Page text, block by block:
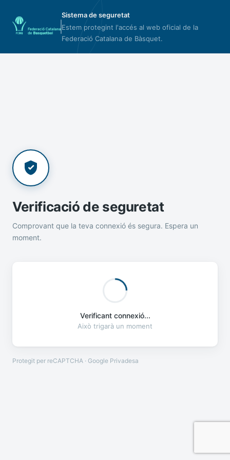
Sistema de seguretat
Estem protegint l'accés al web oficial de la
Federació Catalana de Bàsquet.
Verificació de seguretat
Comprovant que la teva connexió és segura. Espera un
moment.
Verificant connexió...
Això trigarà un moment
Protegit per reCAPTCHA · Google Privadesa